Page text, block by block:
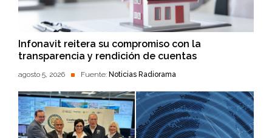
Infonavit reitera su compromiso con la
transparencia y rendición de cuentas
agosto 5, 2026 Fuente: Noticias Radiorama